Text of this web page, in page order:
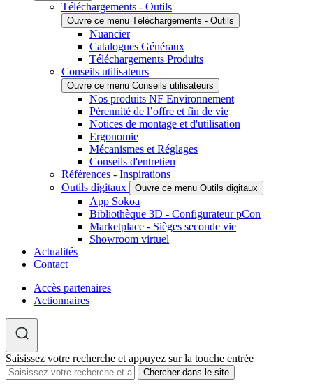
Téléchargements - Outils
Ouvre ce menu Téléchargements - Outils
Nuancier
Catalogues Généraux
Téléchargements Produits
Conseils utilisateurs
Ouvre ce menu Conseils utilisateurs
Nos produits NF Environnement
Pérennité de l’offre et fin de vie
Notices de montage et d'utilisation
Ergonomie
Mécanismes et Réglages
Conseils d'entretien
Références - Inspirations
Outils digitaux
Ouvre ce menu Outils digitaux
App Sokoa
Bibliothèque 3D - Configurateur pCon
Marketplace - Sièges seconde vie
Showroom virtuel
Actualités
Contact
Accès partenaires
Actionnaires
Saisissez votre recherche et appuyez sur la touche entrée